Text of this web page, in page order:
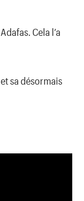
Cela l’a
sa désormais